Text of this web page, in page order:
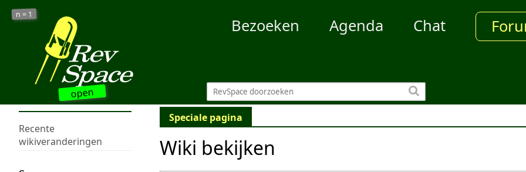
open
n = 1
Bezoeken Agenda Chat
Recente
wikiveranderingen
Speciale pagina
Wiki bekijken